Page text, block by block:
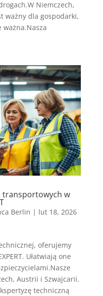
Niemczech,
ważny dla gospodarki,
ważna.Nasza
transportowych w
Berlin | lut 18, 2026
oferujemy
Ułatwiają one
Austrii i Szwajcarii.
techniczną